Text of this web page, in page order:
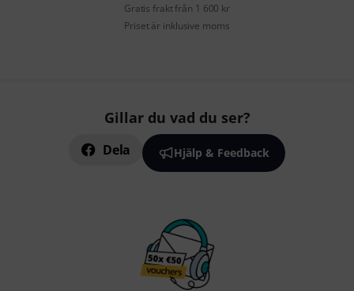
Gratis frakt från 1 600 kr
Priset är inklusive moms
Gillar du vad du ser?
Dela Hjälp & Feedback